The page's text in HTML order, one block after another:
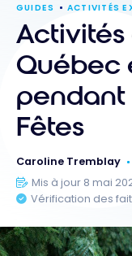
GUIDES ACTIVITÉS
Activités
Québec
pendant
Fêtes
Caroline Tremblay
Mis à jour 8 mai
Vérification des